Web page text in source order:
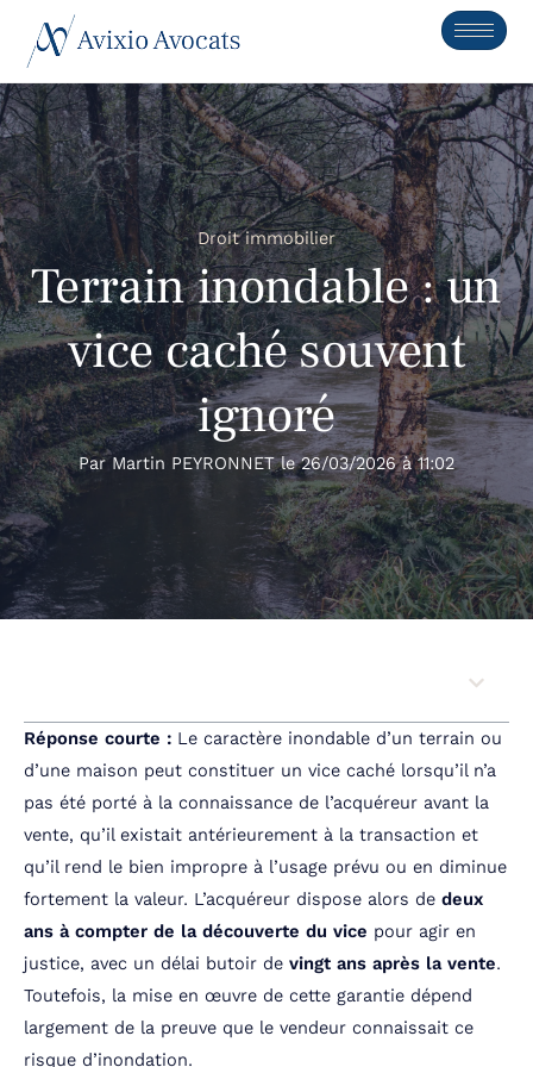
Droit immobilier
Terrain inondable : un
vice caché souvent
ignoré
Par Martin PEYRONNET le 26/03/2026 à 11:02
Réponse courte : Le caractère inondable d’un terrain ou
d’une maison peut constituer un vice caché lorsqu’il n’a
pas été porté à la connaissance de l’acquéreur avant la
vente, qu’il existait antérieurement à la transaction et
qu’il rend le bien impropre à l’usage prévu ou en diminue
fortement la valeur. L’acquéreur dispose alors de deux
ans à compter de la découverte du vice pour agir en
justice, avec un délai butoir de vingt ans après la vente.
Toutefois, la mise en œuvre de cette garantie dépend
largement de la preuve que le vendeur connaissait ce
risque d’inondation.